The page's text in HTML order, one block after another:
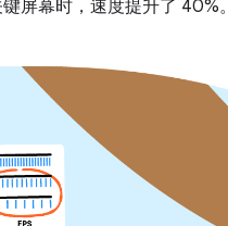
屏幕时，速度提升了 40%。